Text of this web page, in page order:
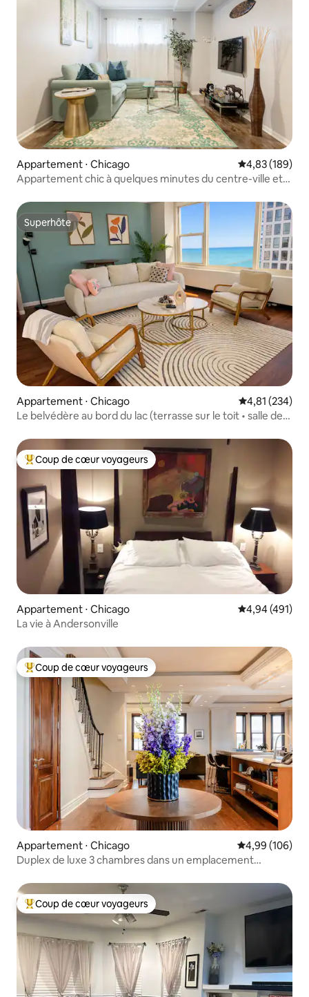
Appartement ⋅ Chicago Évaluation
4,83 (189)
Appartement chic à quelques minutes du centre-ville et
Superhôte
Superhôte
Appartement ⋅ Chicago Évaluation
4,81 (234)
Le belvédère au bord du lac (terrasse sur le toit • salle de
Coups de cœur voyageurs les plus appréciés
Coup de cœur voyageurs
Appartement ⋅ Chicago Évaluation
4,94 (491)
La vie à Andersonville
Coups de cœur voyageurs les plus appréciés
Coup de cœur voyageurs
Appartement ⋅ Chicago Évaluation
4,99 (106)
Duplex de luxe 3 chambres dans un emplacement
Coups de cœur voyageurs les plus appréciés
Coup de cœur voyageurs